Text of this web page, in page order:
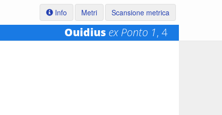
Info Metri Scansione metrica
Ouidius ex Ponto 1, 4